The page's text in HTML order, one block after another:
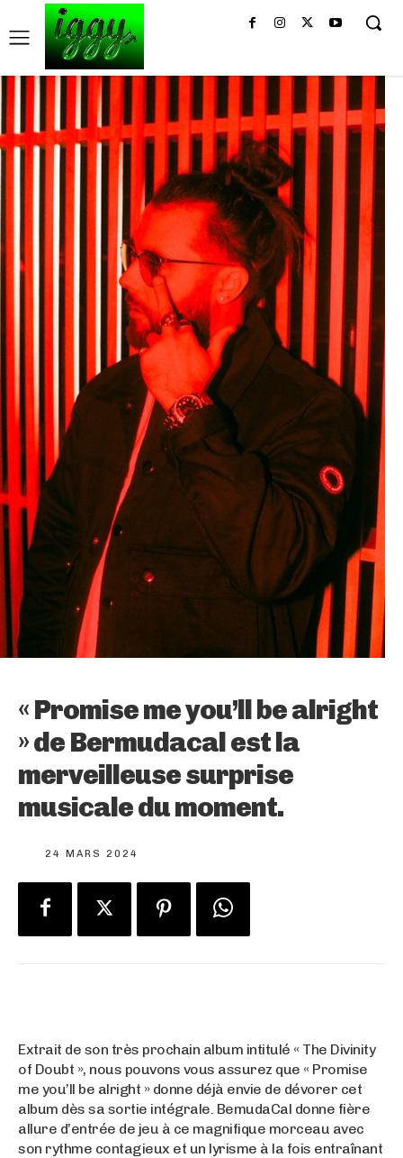
« Promise me you’ll be alright
» de Bermudacal est la
merveilleuse surprise
musicale du moment.
24 MARS 2024
Extrait de son très prochain album intitulé « The Divinity
of Doubt », nous pouvons vous assurez que « Promise
me you’ll be alright » donne déjà envie de dévorer cet
album dès sa sortie intégrale. BemudaCal donne fière
allure d’entrée de jeu à ce magnifique morceau avec
son rythme contagieux et un lyrisme à la fois entraînant